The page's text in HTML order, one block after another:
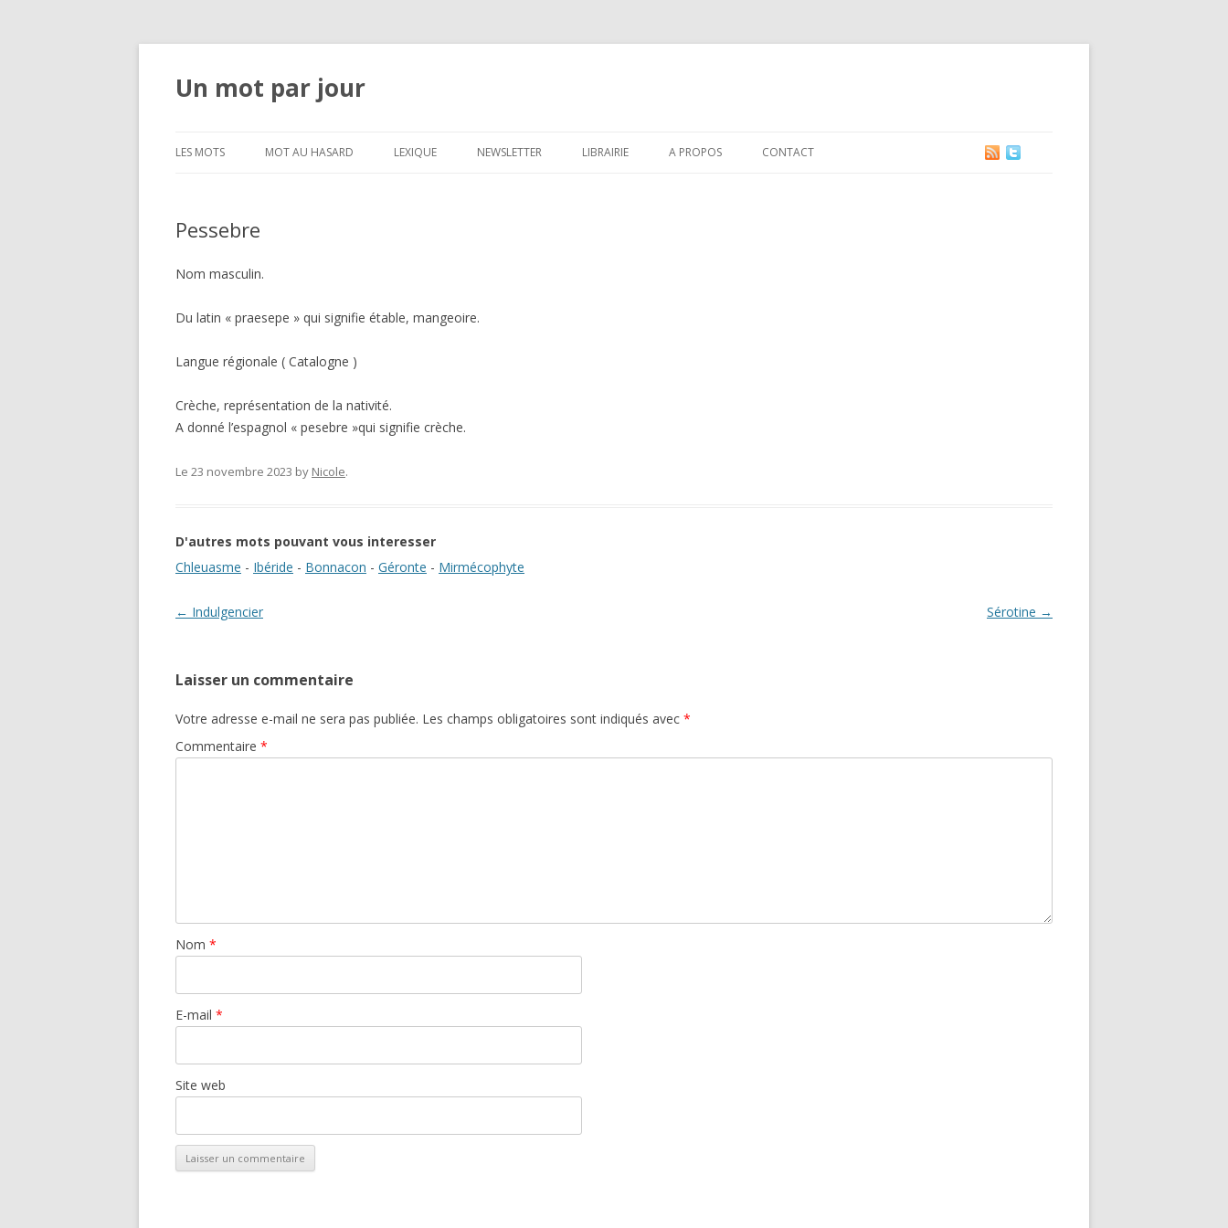
Un mot par jour
LES MOTS MOT AU HASARD LEXIQUE NEWSLETTER LIBRAIRIE A PROPOS CONTACT
Pessebre
Nom masculin.
Du latin « praesepe » qui signifie étable, mangeoire.
Langue régionale ( Catalogne )
Crèche, représentation de la nativité.
A donné l’espagnol « pesebre »qui signifie crèche.
Le 23 novembre 2023 by Nicole.
D'autres mots pouvant vous interesser
Chleuasme - Ibéride - Bonnacon - Géronte - Mirmécophyte
Navigation des articles
← Indulgencier Sérotine →
Laisser un commentaire
Votre adresse e-mail ne sera pas publiée. Les champs obligatoires sont indiqués avec *
Commentaire *
Nom *
E-mail *
Site web